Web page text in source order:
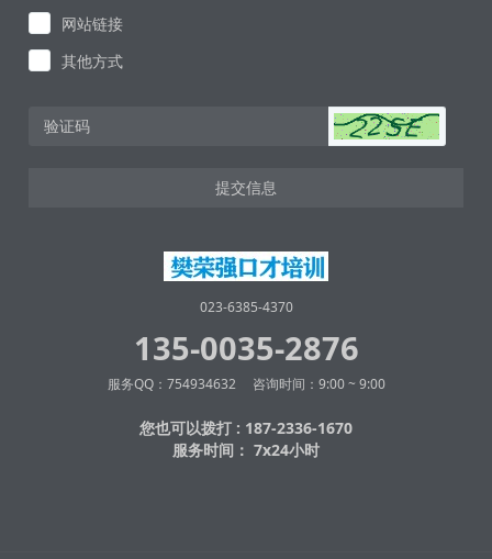
网站链接
其他方式
提交信息
023-6385-4370
135-0035-2876
服务QQ：754934632 咨询时间：9:00 ~ 9:00
您也可以拨打 : 187-2336-1670
服务时间： 7x24小时